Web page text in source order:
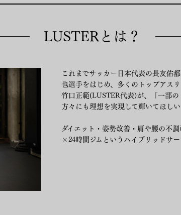
LUSTERとは？
これまでサッカー日本代表の長友佑
也選手をはじめ、多くのトップアス
竹口正範(LUSTER代表)が、「一部
方々にも理想を実現して輝いてほし
ダイエット・姿勢改善・肩や腰の不
×24時間ジムというハイブリッドサー